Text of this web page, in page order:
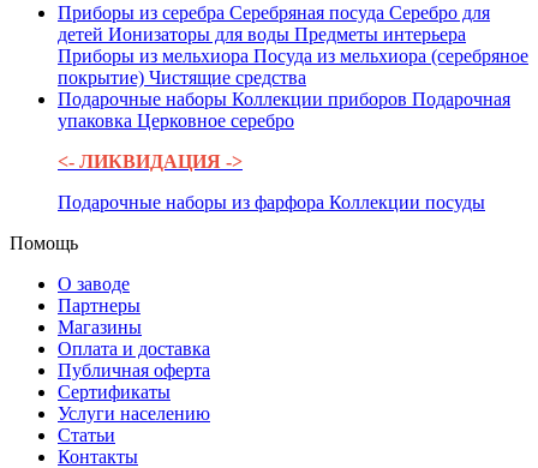
Приборы из серебра Серебряная посуда Серебро для
детей Ионизаторы для воды Предметы интерьера
Приборы из мельхиора Посуда из мельхиора (серебряное
покрытие) Чистящие средства
Подарочные наборы Коллекции приборов Подарочная
упаковка Церковное серебро
<- ЛИКВИДАЦИЯ ->
Подарочные наборы из фарфора Коллекции посуды
Помощь
О заводе
Партнеры
Магазины
Оплата и доставка
Публичная оферта
Сертификаты
Услуги населению
Статьи
Контакты